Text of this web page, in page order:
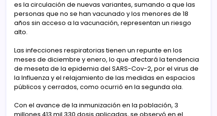
es la circulación de nuevas variantes, sumando a que las
personas que no se han vacunado y los menores de 18
años sin acceso a la vacunación, representan un riesgo
alto.
Las infecciones respiratorias tienen un repunte en los
meses de diciembre y enero, lo que afectará la tendencia
de meseta de la epidemia del SARS-Cov-2, por el virus de
la Influenza y el relajamiento de las medidas en espacios
públicos y cerrados, como ocurrió en la segunda ola.
Con el avance de la inmunización en la población, 3
millones 413 mil 330 dosis aplicadas, se observó en el